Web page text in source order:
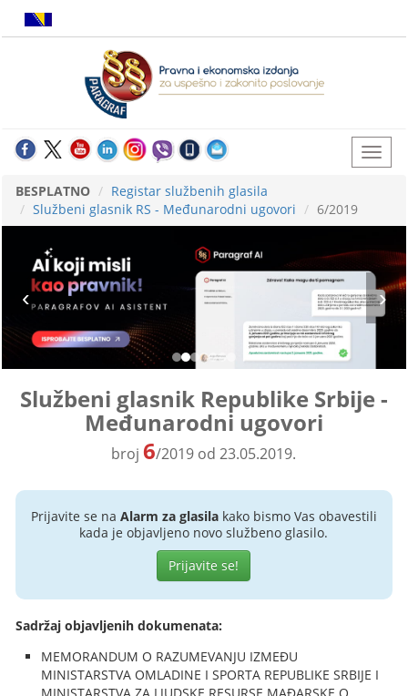
BESPLATNO
Registar službenih glasila
Službeni glasnik RS - Međunarodni ugovori
6/2019
Službeni glasnik Republike Srbije -
Međunarodni ugovori
broj6/2019 od 23.05.2019.
Prijavite se na Alarm za glasilakako bismo Vas obavestili
kada je objavljeno novo službeno glasilo.
Prijavite se!
Sadržaj objavljenih dokumenata:
MEMORANDUM O RAZUMEVANJU IZMEĐU
MINISTARSTVA OMLADINE I SPORTA REPUBLIKE SRBIJE I